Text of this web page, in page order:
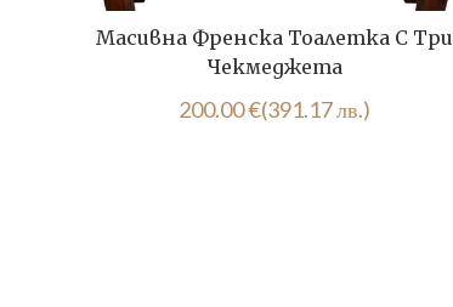
Масивна Френска Тоалетка С Три
Чекмеджета
200.00€(391.17 лв.)